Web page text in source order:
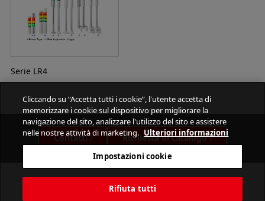
Serie LR4
Contatti Richiesta di catalogo
Cliccando su “Accetta tutti i cookie”, l'utente accetta di
memorizzare i cookie sul dispositivo per migliorare la
navigazione del sito, analizzare l'utilizzo del sito e assistere
nelle nostre attività di marketing. Ulteriori informazioni
Impostazioni cookie
Rifiuta tutti